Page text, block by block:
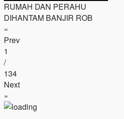
RUMAH DAN PERAHU
DIHANTAM BANJIR ROB
«
Prev
1
/
134
Next
»